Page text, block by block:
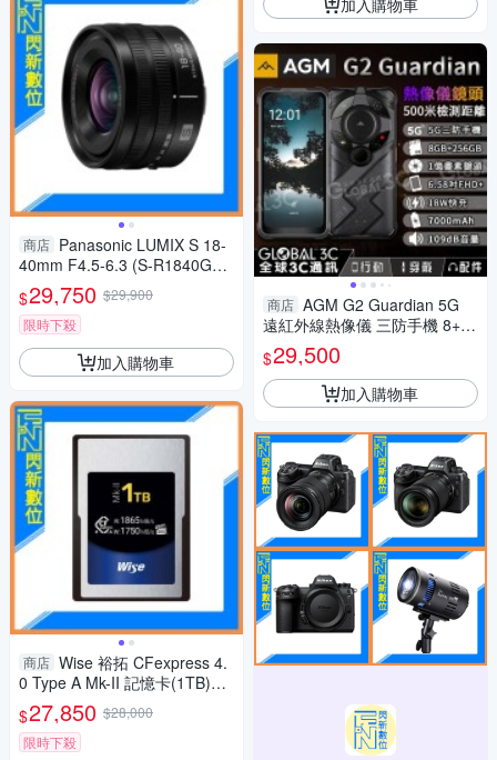
商店 Panasonic LUMIX S 18-
40mm F4.5-6.3 (S-R1840GC,
公司貨)
$29,750 $29,900
限時下殺
加入購物車
商店 Wise 裕拓 CFexpress 4.
0 Type A Mk-II 記憶卡(1TB)讀:
1865MB/s寫:1750 MB/s)公司
貨
$27,850 $28,000
限時下殺
商店 AGM G2 Guardian 5G
遠紅外線熱像儀 三防手機 8+25
6GB 1億畫素相機 安卓12 WiFi
6/6E
$29,500
加入購物車